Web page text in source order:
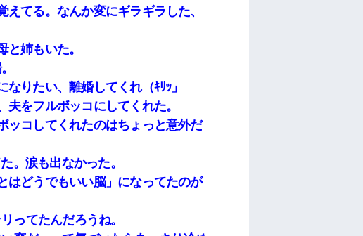
てる。なんか変にギラギラした、
姉もいた。
りたい、離婚してくれ（ｷﾘｯ」
をフルボッコにしてくれた。
ッコしてくれたのはちょっと意外だ
。涙も出なかった。
はどうでもいい脳」になってたのが
ってたんだろうね。